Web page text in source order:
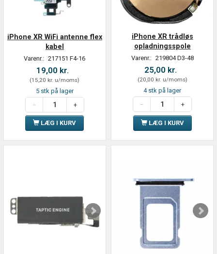
iPhone XR WiFi antenne flex
kabel
Varenr.: 217151 F4-16
19,00 kr.
(15,20 kr. u/moms)
5 stk på lager
LÆG I KURV
iPhone XR trådløs
opladningsspole
Varenr.: 219804 D3-48
25,00 kr.
(20,00 kr. u/moms)
4 stk på lager
LÆG I KURV